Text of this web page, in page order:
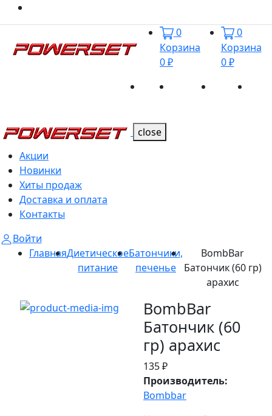
0
Корзина
0 ₽
0
Корзина
0 ₽
Акции Новинки
close
Акции
Новинки
Хиты продаж
Доставка и оплата
Контакты
Войти
ГлавнаяДиетическое
питание
Батончики,
печенье
BombBar
Батончик (60 гр)
арахис
BombBar
Батончик (60
гр) арахис
135 ₽
Производитель:
Bombbar